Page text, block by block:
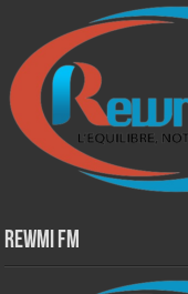
Rewmi Fm